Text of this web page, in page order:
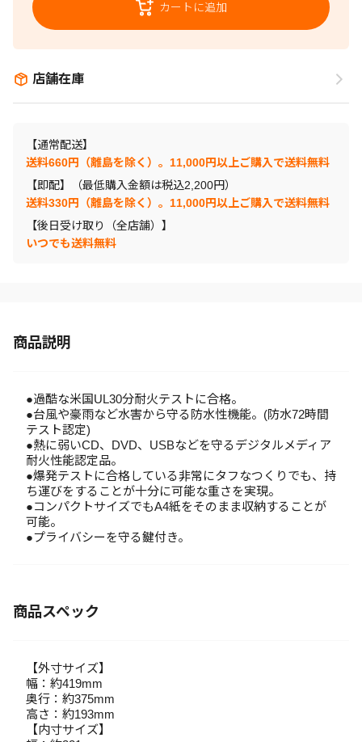
カートに追加
店舗在庫
【通常配送】
送料660円（離島を除く）。11,000円以上ご購入で送料無料
【即配】（最低購入金額は税込2,200円）
送料330円（離島を除く）。11,000円以上ご購入で送料無料
【後日受け取り（全店舗）】
いつでも送料無料
商品説明
●過酷な米国UL30分耐火テストに合格。
●台風や豪雨など水害から守る防水性機能。(防水72時間
テスト認定)
●熱に弱いCD、DVD、USBなどを守るデジタルメディア
耐火性能認定品。
●爆発テストに合格している非常にタフなつくりでも、持
ち運びをすることが十分に可能な重さを実現。
●コンパクトサイズでもA4紙をそのまま収納することが
可能。
●プライバシーを守る鍵付き。
商品スペック
【外寸サイズ】
幅：約419mm
奥行：約375mm
高さ：約193mm
【内寸サイズ】